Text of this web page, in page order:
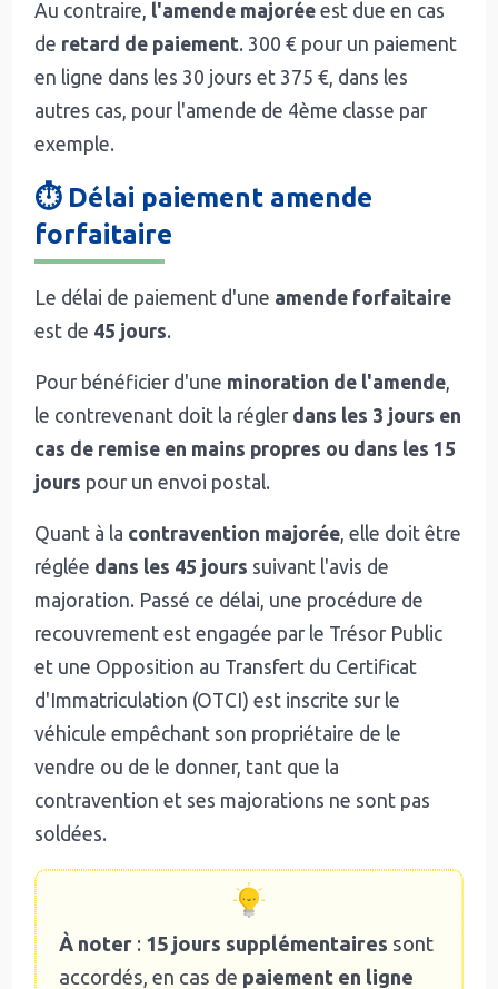
Au contraire, l'amende majorée est due en cas
de retard de paiement. 300 € pour un paiement
en ligne dans les 30 jours et 375 €, dans les
autres cas, pour l'amende de 4ème classe par
exemple.
⏱️ Délai paiement amende
forfaitaire
Le délai de paiement d'une amende forfaitaire
est de 45 jours.
Pour bénéficier d'une minoration de l'amende,
le contrevenant doit la régler dans les 3 jours en
cas de remise en mains propres ou dans les 15
jours pour un envoi postal.
Quant à la contravention majorée, elle doit être
réglée dans les 45 jours suivant l'avis de
majoration. Passé ce délai, une procédure de
recouvrement est engagée par le Trésor Public
et une Opposition au Transfert du Certificat
d'Immatriculation (OTCI) est inscrite sur le
véhicule empêchant son propriétaire de le
vendre ou de le donner, tant que la
contravention et ses majorations ne sont pas
soldées.
À noter: 15 jours supplémentaires sont
accordés, en cas de paiement en ligne